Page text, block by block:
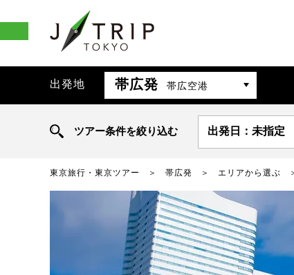
出発地 帯広発 帯広空港
ツアー条件を絞り込む 出発日：未指定
東京旅行・東京ツアー 帯広発 エリアから選ぶ